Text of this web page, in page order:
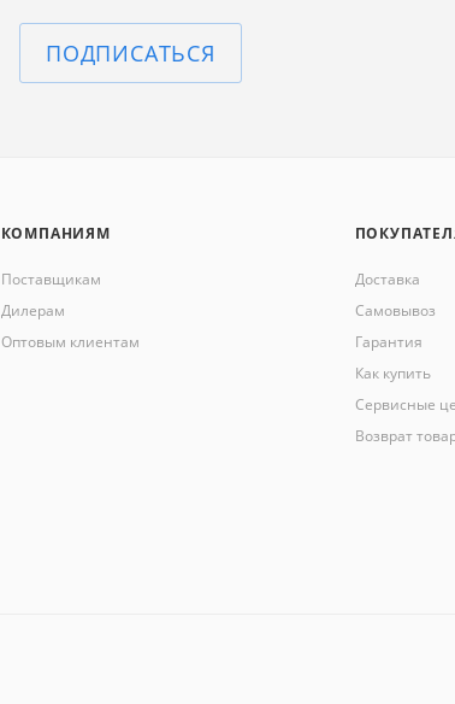
ПОДПИСАТЬСЯ
КОМПАНИЯМ
Поставщикам
Дилерам
Оптовым клиентам
Доставка
Самовывоз
Гарантия
Как купить
Сервисные
Возврат